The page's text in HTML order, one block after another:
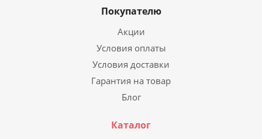
Покупателю
Акции
Условия оплаты
Условия доставки
Гарантия на товар
Блог
Каталог